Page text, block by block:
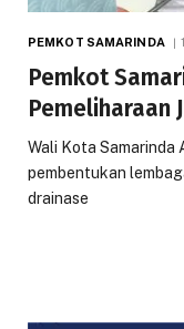
PEMKOT SAMARINDA
Pemkot
Pemeliharaan
Wali Kota Samarinda
pembentukan
drainase